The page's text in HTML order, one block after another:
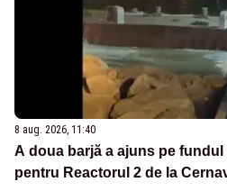
8 aug. 2026, 11:40
A doua barjă a ajuns pe fundul
pentru Reactorul 2 de la